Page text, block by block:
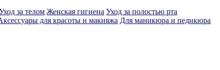
за телом Женская гигиена Уход за полостью рта
для красоты и макияжа Для маникюра и педикюра